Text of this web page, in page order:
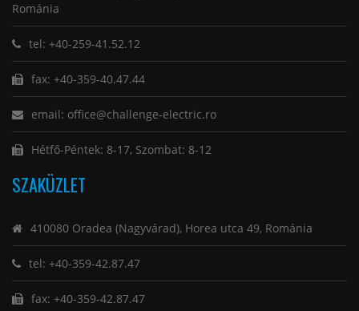
Románia
tel: +40-259-41.52.12
fax: +40-359-40.47.44
email: office@challenge-electric.ro
Hétfő-Péntek: 8-17, Szombat: 8-12
SZAKÜZLET
410080 Oradea (Nagyvárad), Horea utca 49, Románia
tel: +40-359-42.87.47
fax: +40-359-42.87.47